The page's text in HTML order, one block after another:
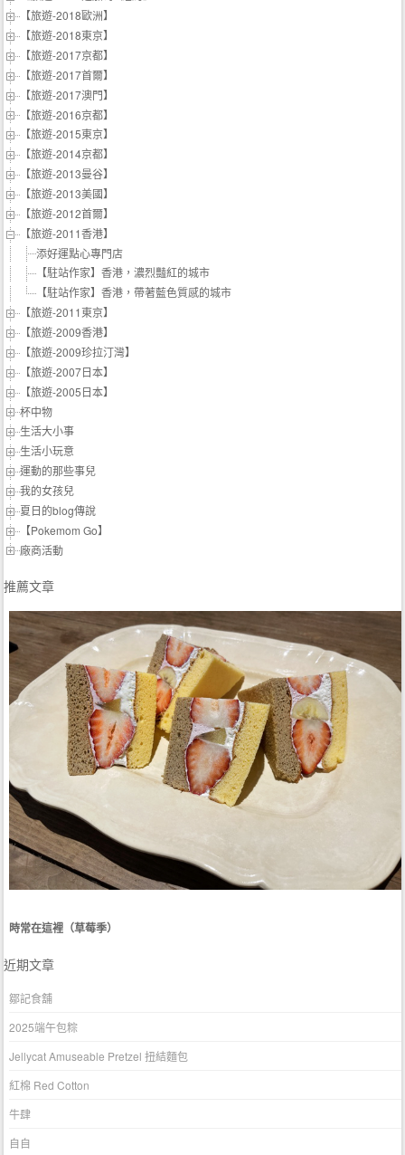
【旅遊-2018歐洲】
【旅遊-2018東京】
【旅遊-2017京都】
【旅遊-2017首爾】
【旅遊-2017澳門】
【旅遊-2016京都】
【旅遊-2015東京】
【旅遊-2014京都】
【旅遊-2013曼谷】
【旅遊-2013美國】
【旅遊-2012首爾】
【旅遊-2011香港】
添好運點心專門店
【駐站作家】香港，濃烈豔紅的城市
【駐站作家】香港，帶著藍色質感的城市
【旅遊-2011東京】
【旅遊-2009香港】
【旅遊-2009珍拉汀灣】
【旅遊-2007日本】
【旅遊-2005日本】
杯中物
生活大小事
生活小玩意
運動的那些事兒
我的女孩兒
夏日的blog傳說
【Pokemom Go】
廠商活動
推薦文章
時常在這裡（草莓季）
近期文章
鄒記食舖
2025端午包粽
Jellycat Amuseable Pretzel 扭結麵包
紅棉 Red Cotton
牛肆
自自